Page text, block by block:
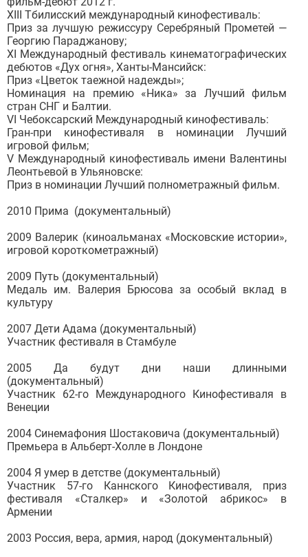
XIII Тбилисский международный кинофестиваль:
Приз за лучшую режиссуру Серебряный Прометей —
Георгию Параджанову;
XI Международный фестиваль кинематографических
дебютов «Дух огня», Ханты-Мансийск:
Приз «Цветок таежной надежды»;
Номинация на премию «Ника» за Лучший фильм
стран СНГ и Балтии.
VI Чебоксарский Международный кинофестиваль:
Гран-при кинофестиваля в номинации Лучший
игровой фильм;
V Международный кинофестиваль имени Валентины
Леонтьевой в Ульяновске:
Приз в номинации Лучший полнометражный фильм.
2010 Прима (документальный)
2009 Валерик (киноальманах «Московские истории»,
игровой короткометражный)
2009 Путь (документальный)
Медаль им. Валерия Брюсова за особый вклад в
культуру
2007 Дети Адама (документальный)
Участник фестиваля в Стамбуле
2005 Да будут дни наши длинными
(документальный)
Участник 62-го Международного Кинофестиваля в
Венеции
2004 Синемафония Шостаковича (документальный)
Премьера в Альберт-Холле в Лондоне
2004 Я умер в детстве (документальный)
Участник 57-го Каннского Кинофестиваля, приз
фестиваля «Сталкер» и «Золотой абрикос» в
Армении
2003 Россия, вера, армия, народ (документальный)